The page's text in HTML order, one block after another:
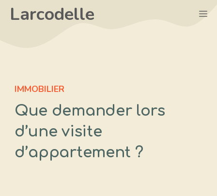
AllerLarcodelle
IMMOBILIER
Que demander lors
d’une visite
d’appartement ?